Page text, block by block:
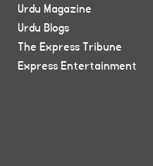
Urdu Magazine
Urdu Blogs
The Express Tribune
Express Entertainment